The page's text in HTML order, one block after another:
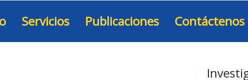
Servicios Publicaciones Contáctenos